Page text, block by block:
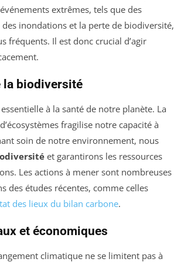
extrêmes, tels que des
inondations et la perte de biodiversité,
fréquents. Il est donc crucial d’agir
la biodiversité
à la santé de notre planète. La
fragilise notre capacité à
soin de notre environnement, nous
et garantirons les ressources
Les actions à mener sont nombreuses
des études récentes, comme celles
des lieux du bilan carbone.
et économiques
climatique ne se limitent pas à